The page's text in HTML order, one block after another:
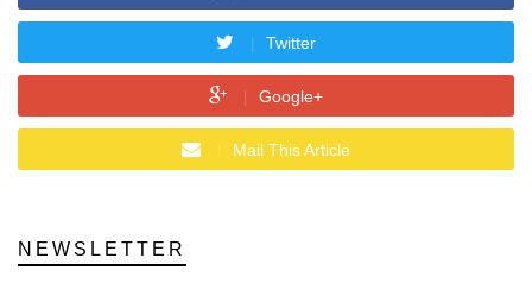
Twitter
Google+
Mail This Article
NEWSLETTER